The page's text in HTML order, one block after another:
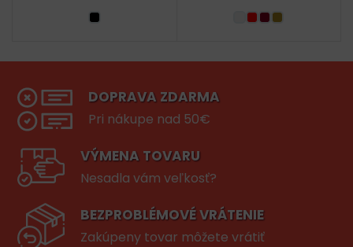
DOPRAVA ZDARMA
Pri nákupe nad 50€
VÝMENA TOVARU
Nesadla vám veľkosť?
BEZPROBLÉMOVÉ VRÁTENIE
Zakúpeny tovar môžete vrátiť